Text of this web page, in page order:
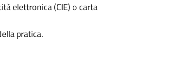
elettronica (CIE) o carta
pratica.